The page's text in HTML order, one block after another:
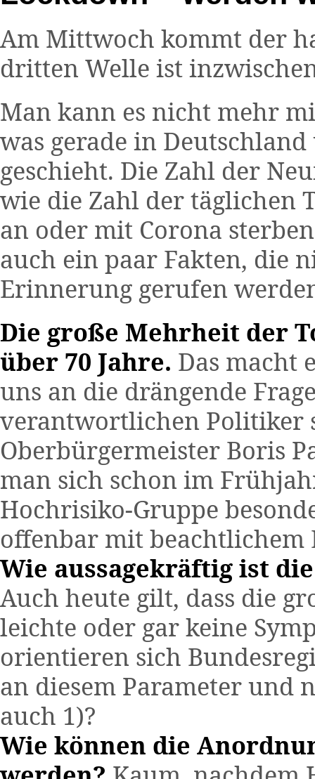
Am Mittwoch kommt der
dritten Welle ist
Man kann es nicht mehr
was gerade in
geschieht. Die Zahl der
wie die Zahl der täglichen
an oder mit Corona
auch ein paar Fakten, die
Erinnerung gerufen
Die große Mehrheit der
über 70 Jahre. Das macht
uns an die drängende
verantwortlichen Politiker
Oberbürgermeister Boris
man sich schon im
Hochrisiko-Gruppe
offenbar mit beachtlichem
Wie aussagekräftig ist
Auch heute gilt, dass die
leichte oder gar keine
orientieren sich
an diesem Parameter und
auch 1)?
Wie können die